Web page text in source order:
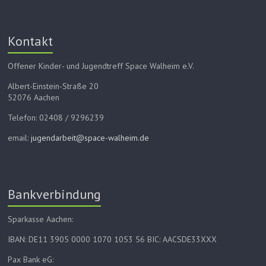
Kontakt
Offener Kinder- und Jugendtreff Space Walheim e.V.
Albert-Einstein-Straße 20
52076 Aachen
Telefon: 02408 / 9296239
email:jugendarbeit@space-walheim.de
Bankverbindung
Sparkasse Aachen:
IBAN: DE11 3905 0000 1070 1053 56 BIC: AACSDE33XXX
Pax Bank eG: